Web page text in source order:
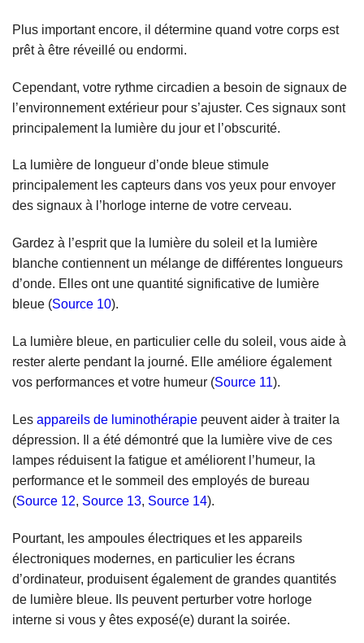
Plus important encore, il détermine quand votre corps est
prêt à être réveillé ou endormi.
Cependant, votre rythme circadien a besoin de signaux de
l’environnement extérieur pour s’ajuster. Ces signaux sont
principalement la lumière du jour et l’obscurité.
La lumière de longueur d’onde bleue stimule
principalement les capteurs dans vos yeux pour envoyer
des signaux à l’horloge interne de votre cerveau.
Gardez à l’esprit que la lumière du soleil et la lumière
blanche contiennent un mélange de différentes longueurs
d’onde. Elles ont une quantité significative de lumière
bleue (Source 10).
La lumière bleue, en particulier celle du soleil, vous aide à
rester alerte pendant la journé. Elle améliore également
vos performances et votre humeur (Source 11).
Les appareils de luminothérapie peuvent aider à traiter la
dépression. Il a été démontré que la lumière vive de ces
lampes réduisent la fatigue et améliorent l’humeur, la
performance et le sommeil des employés de bureau
(Source 12, Source 13, Source 14).
Pourtant, les ampoules électriques et les appareils
électroniques modernes, en particulier les écrans
d’ordinateur, produisent également de grandes quantités
de lumière bleue. Ils peuvent perturber votre horloge
interne si vous y êtes exposé(e) durant la soirée.